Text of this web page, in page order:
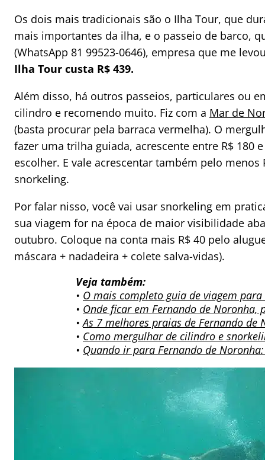
Os dois mais tradicionais são o Ilha Tour, que
mais importantes da ilha, e o passeio de barco,
(WhatsApp 81 99523-0646), empresa que me
Ilha Tour custa R$ 439.
Além disso, há outros passeios, particulares ou
cilindro e recomendo muito. Fiz com a Mar de
(basta procurar pela barraca vermelha). O
fazer uma trilha guiada, acrescente entre R$ 180
escolher. E vale acrescentar também pelo
snorkeling.
Por falar nisso, você vai usar snorkeling em
sua viagem for na época de maior visibilidade
outubro. Coloque na conta mais R$ 40 pelo
máscara + nadadeira + colete salva-vidas).
Veja também:
• O mais completo guia de viagem
• Onde ficar em Fernando de Noronha,
•As 7 melhores praias de Fernando
• Como mergulhar de cilindro e
• Quando ir para Fernando de